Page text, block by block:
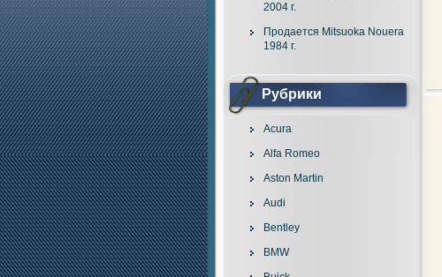
2004 г.
Продается Mitsuoka Nouera
1984 г.
Рубрики
Acura
Alfa Romeo
Aston Martin
Audi
Bentley
BMW